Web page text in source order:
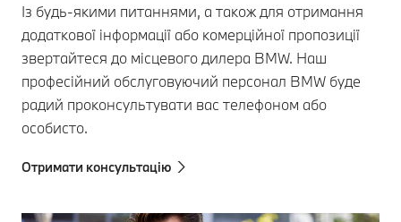
Із будь-якими питаннями, а також для отримання
додаткової інформації або комерційної пропозиції
звертайтеся до місцевого дилера BMW. Наш
професійний обслуговуючий персонал BMW буде
радий проконсультувати вас телефоном або
особисто.
Отримати консультацію